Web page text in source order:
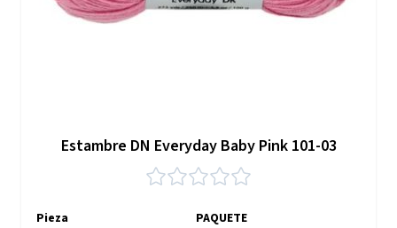
Estambre DN Everyday Baby Pink 101-03
Pieza
PAQUETE